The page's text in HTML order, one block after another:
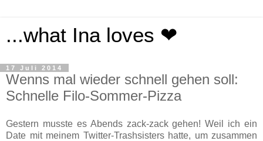
...what Ina loves ❤
17 Juli 2014
Wenns mal wieder schnell gehen soll:
Schnelle Filo-Sommer-Pizza
Gestern musste es Abends zack-zack gehen! Weil ich ein
Date mit meinem Twitter-Trashsisters hatte, um zusammen